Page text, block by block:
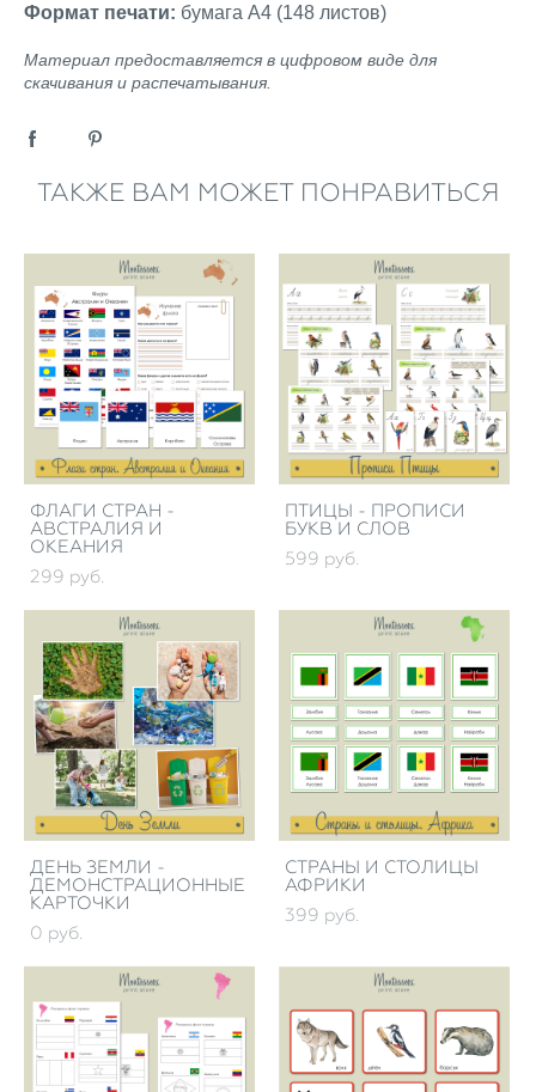
Формат печати: бумага А4 (148 листов)
Материал предоставляется в цифровом виде для
скачивания и распечатывания.
ТАКЖЕ ВАМ МОЖЕТ ПОНРАВИТЬСЯ
ФЛАГИ СТРАН -
АВСТРАЛИЯ И
ОКЕАНИЯ
299 pуб.
ПТИЦЫ - ПРОПИСИ
БУКВ И СЛОВ
599 pуб.
ДЕНЬ ЗЕМЛИ -
ДЕМОНСТРАЦИОННЫЕ
КАРТОЧКИ
0 pуб.
СТРАНЫ И СТОЛИЦЫ
АФРИКИ
399 pуб.